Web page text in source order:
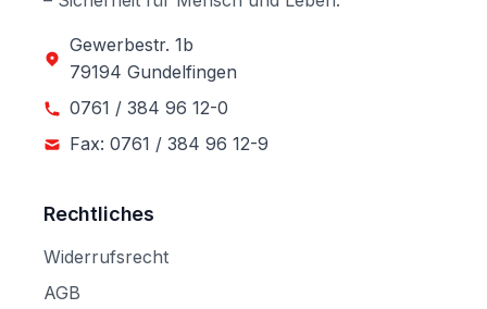
Gewerbestr. 1b
79194 Gundelfingen
0761 / 384 96 12-0
Fax: 0761 / 384 96 12-9
Rechtliches
Widerrufsrecht
AGB